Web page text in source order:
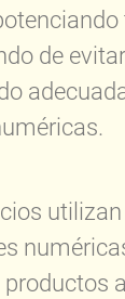
de
utilizan